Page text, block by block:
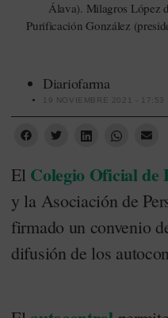
Álava). Milagros López
Purificación González
Diariofarma
19 NOVIEMBRE 2021 - 17:53
El Colegio Oficial de
y la Asociación de
firmado un convenio
difusión de los